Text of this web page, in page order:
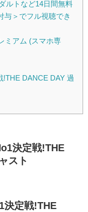
ルトなど14日間無料
与＞でフル視聴でき
ミアム (スマホ専
DANCE DAY 過
決定戦!THE
スト
決定戦!THE